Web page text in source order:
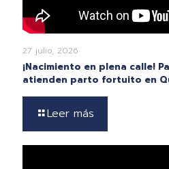
27 julio, 2026
¡Nacimiento en plena calle!
atienden parto fortuito en
Leer más